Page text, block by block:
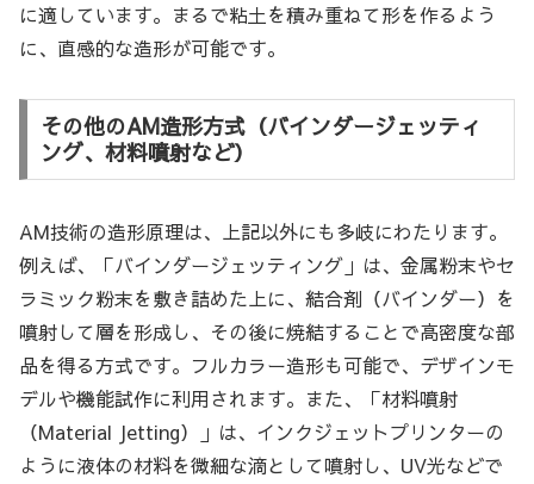
に適しています。まるで粘土を積み重ねて形を作るよう
に、直感的な造形が可能です。
その他のAM造形方式（バインダージェッティ
ング、材料噴射など）
AM技術の造形原理は、上記以外にも多岐にわたります。
例えば、「バインダージェッティング」は、金属粉末やセ
ラミック粉末を敷き詰めた上に、結合剤（バインダー）を
噴射して層を形成し、その後に焼結することで高密度な部
品を得る方式です。フルカラー造形も可能で、デザインモ
デルや機能試作に利用されます。また、「材料噴射
（Material Jetting）」は、インクジェットプリンターの
ように液体の材料を微細な滴として噴射し、UV光などで